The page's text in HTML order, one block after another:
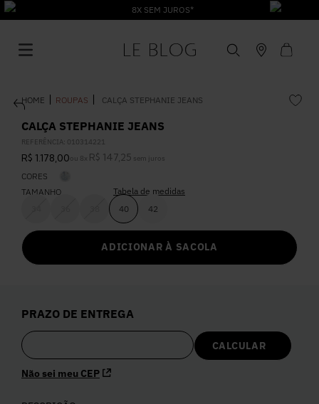
8X SEM JUROS*
ROUPAS CALÇA STEPHANIE JEANS
CALÇA STEPHANIE JEANS
REFERÊNCIA: 010314221
R$ 1.178,00 ou 8 x R$ 147 25 sem juros
CORES
TAMANHO
40 42
Tabela de medidas
ADICIONAR À SACOLA
PRAZO DE ENTREGA
Não sei meu CEP
1º Vestido
5º Calça
6º Colete